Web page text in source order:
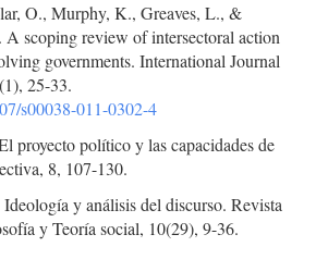
O., Murphy, K., Greaves, L., &
A scoping review of intersectoral action
governments. International Journal
25-33.
s00038-011-0302-4
proyecto político y las capacidades de
8, 107-130.
y análisis del discurso. Revista
y Teoría social, 10(29), 9-36.